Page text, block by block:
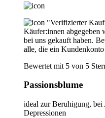
"Verifizierter
Käufer:innen abgegeben
bei uns gekauft haben.
alle, die ein Kundenkonto
Bewertet mit 5 von 5
Passionsblume
ideal zur Beruhigung,
Depressionen